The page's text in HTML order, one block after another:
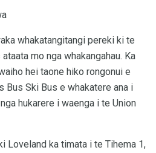
whakatangitangi pereki ki te
mo nga whakangahau. Ka
hei taone hiko rongonui e
Bus Ski Bus e whakatere ana i
hukarere i waenga i te Union
Loveland ka timata i te Tihema 1,